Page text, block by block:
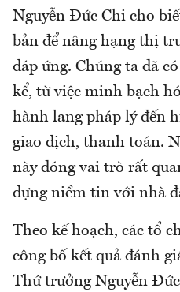
Nguyễn Đức Chi cho
bản để nâng hạng thị
đáp ứng. Chúng ta đã
kể, từ việc minh bạch
hành lang pháp lý đến
giao dịch, thanh toán.
này đóng vai trò rất
dựng niềm tin với nhà
Theo kế hoạch, các tổ
công bố kết quả đánh
Thứ trưởng Nguyễn